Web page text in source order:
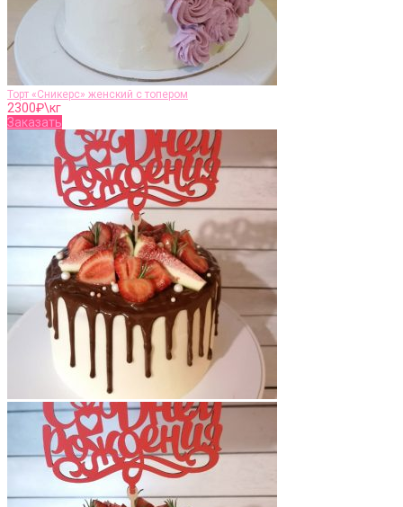
Торт «Сникерс» женский с топером
2300₽\кг
Заказать